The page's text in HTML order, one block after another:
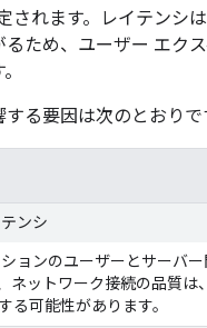
されます。レイテンシ
ため、ユーザー エク
る要因は次のとおりで
ンシ
ョンのユーザーとサーバ
ネットワーク接続の品質は
る可能性があります。